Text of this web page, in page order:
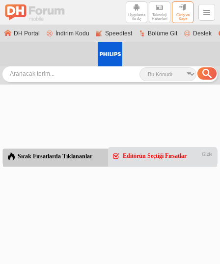
Uygulama
ile Aç
Teknoloji
Haberleri
Giriş ve
Kayıt
DH Portal İndirim Kodu Speedtest Bölüme Git Destek
Sıcak Fırsatlarda Tıklananlar Editörün Seçtiği Fırsatlar Gizle